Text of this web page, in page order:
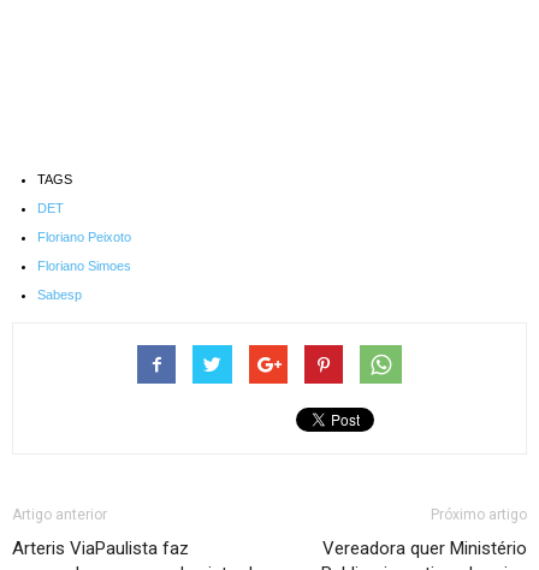
TAGS
DET
Floriano Peixoto
Floriano Simoes
Sabesp
Artigo anterior
Arteris ViaPaulista faz
Próximo artigo
Vereadora quer Ministério